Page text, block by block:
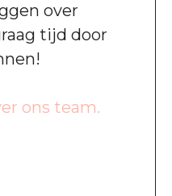
over
tijd door
ons team.